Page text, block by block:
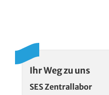
Ihr Weg zu uns
SES Zentrallabor